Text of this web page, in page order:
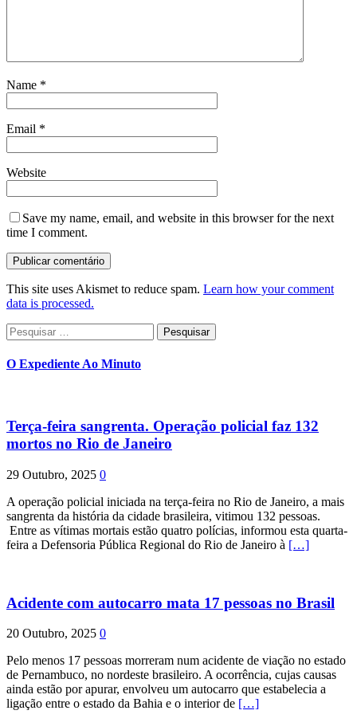
Name *
Email *
Website
Save my name, email, and website in this browser for the next
time I comment.
This site uses Akismet to reduce spam. Learn how your comment
data is processed.
Pesquisar
por:
O Expediente Ao Minuto
Terça-feira sangrenta. Operação policial faz 132
mortos no Rio de Janeiro
29 Outubro, 2025 0
A operação policial iniciada na terça-feira no Rio de Janeiro, a mais
sangrenta da história da cidade brasileira, vitimou 132 pessoas.
Entre as vítimas mortais estão quatro polícias, informou esta quarta-
feira a Defensoria Pública Regional do Rio de Janeiro à […]
Acidente com autocarro mata 17 pessoas no Brasil
20 Outubro, 2025 0
Pelo menos 17 pessoas morreram num acidente de viação no estado
de Pernambuco, no nordeste brasileiro. A ocorrência, cujas causas
ainda estão por apurar, envolveu um autocarro que estabelecia a
ligação entre o estado da Bahia e o interior de […]